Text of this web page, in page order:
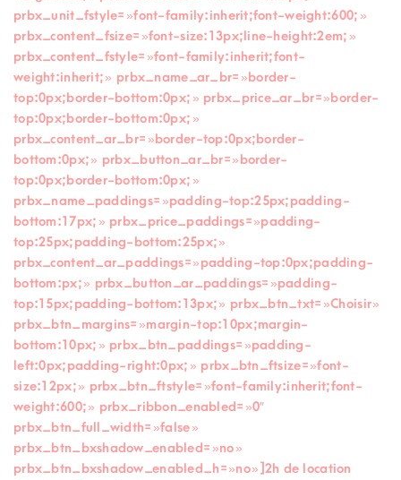
prbx_unit_fstyle= »font-family:inherit;font-weight:600; »
prbx_content_fsize= »font-size:13px;line-height:2em; »
prbx_content_fstyle= »font-family:inherit;font-
weight:inherit; » prbx_name_ar_br= »border-
top:0px;border-bottom:0px; » prbx_price_ar_br= »border-
top:0px;border-bottom:0px; »
prbx_content_ar_br= »border-top:0px;border-
bottom:0px; » prbx_button_ar_br= »border-
top:0px;border-bottom:0px; »
prbx_name_paddings= »padding-top:25px;padding-
bottom:17px; » prbx_price_paddings= »padding-
top:25px;padding-bottom:25px; »
prbx_content_ar_paddings= »padding-top:0px;padding-
bottom:px; » prbx_button_ar_paddings= »padding-
top:15px;padding-bottom:13px; » prbx_btn_txt= »Choisir »
prbx_btn_margins= »margin-top:10px;margin-
bottom:10px; » prbx_btn_paddings= »padding-
left:0px;padding-right:0px; » prbx_btn_ftsize= »font-
size:12px; » prbx_btn_ftstyle= »font-family:inherit;font-
weight:600; » prbx_ribbon_enabled= »0″
prbx_btn_full_width= »false »
prbx_btn_bxshadow_enabled= »no »
prbx_btn_bxshadow_enabled_h= »no »]2h de location